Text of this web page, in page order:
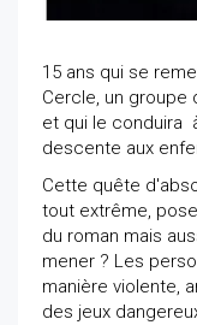
15 ans qui se
Cercle, un groupe
et qui le conduira
descente aux
Cette quête
tout extrême,
du roman mais
mener ? Les
manière violente,
des jeux